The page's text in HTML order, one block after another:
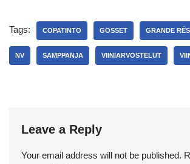
Tags: COPATINTO GOSSET GRANDE
NV SAMPPANJA VIINIARVOSTELUT
Leave a Reply
Your email address will not be published.